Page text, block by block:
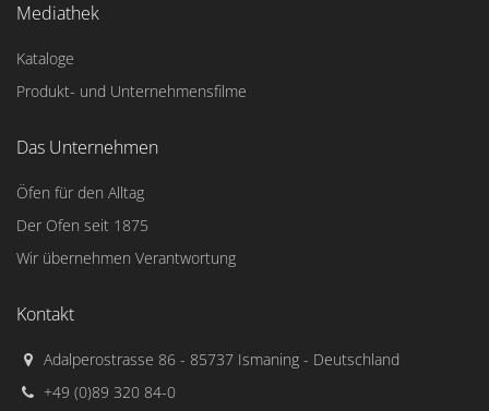
Mediathek
Kataloge
Produkt- und Unternehmensfilme
Das Unternehmen
Öfen für den Alltag
Der Ofen seit 1875
Wir übernehmen Verantwortung
Kontakt
Adalperostrasse 86 - 85737 Ismaning - Deutschland
+49 (0)89 320 84-0